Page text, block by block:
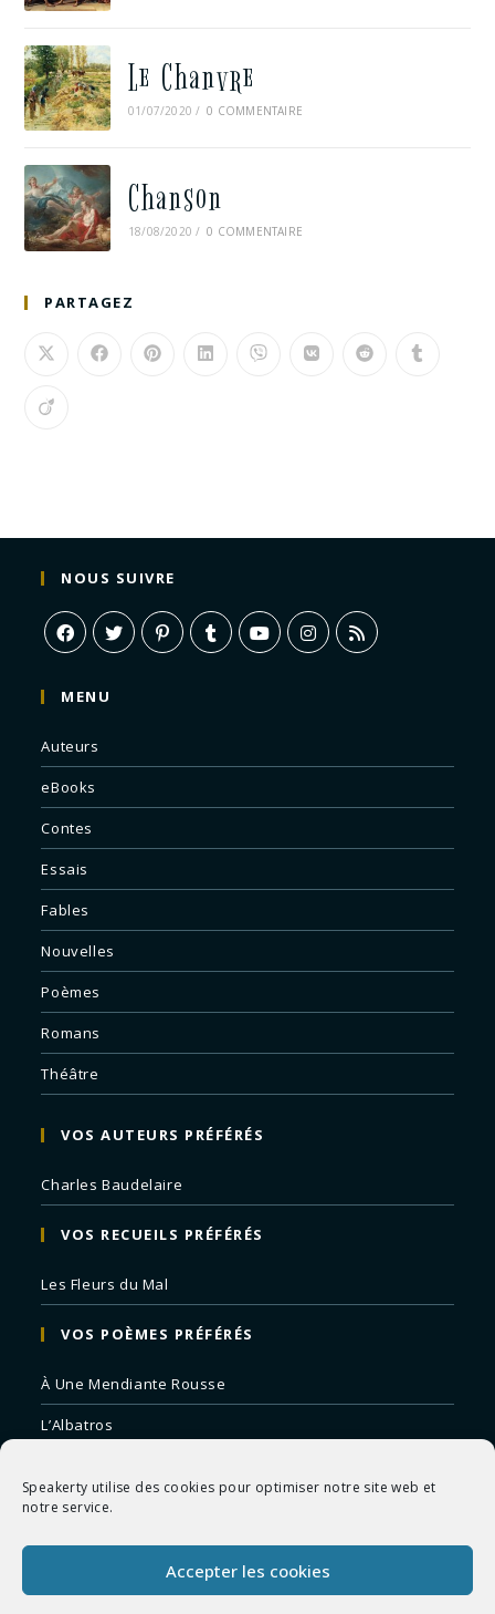
Speakerty utilise des cookies pour optimiser notre site web et
notre service.
Accepter les cookies
Le Chanvre
01/07/2020 / 0 COMMENTAIRE
Chanson
18/08/2020 / 0 COMMENTAIRE
PARTAGEZ
NOUS SUIVRE
MENU
Auteurs
eBooks
Contes
Essais
Fables
Nouvelles
Poèmes
Romans
Théâtre
VOS AUTEURS PRÉFÉRÉS
Charles Baudelaire
VOS RECUEILS PRÉFÉRÉS
Les Fleurs du Mal
VOS POÈMES PRÉFÉRÉS
À Une Mendiante Rousse
L’Albatros
Remords Posthume
La Mort des Artistes